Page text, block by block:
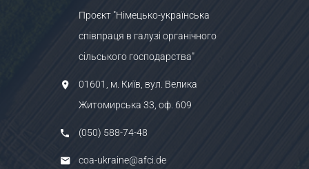
Проєкт "Німецько-українська
співпраця в галузі органічного
сільського господарства"
01601, м. Київ, вул. Велика
Житомирська 33, оф. 609
(050) 588-74-48
coa-ukraine@afci.de